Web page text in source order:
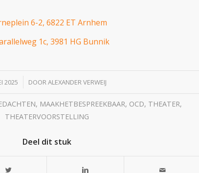
6-2, 6822 ET Arnhem
1c, 3981 HG Bunnik
2025 DOORALEXANDER VERWEIJ
, MAAKHETBESPREEKBAAR, OCD, THEATER,
THEATERVOORSTELLING
Deel dit stuk